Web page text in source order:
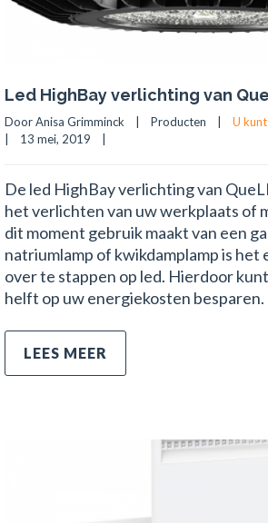
Led HighBay verlichting van
Door Anisa Grimminck    | Producten
U
|    13 mei, 2019    |
De led HighBay verlichting van
het verlichten van uw werkplaats of
dit moment gebruik maakt van een
natriumlamp of kwikdamplamp is het
over te stappen op led. Hierdoor
helft op uw energiekosten besparen.
LEES MEER